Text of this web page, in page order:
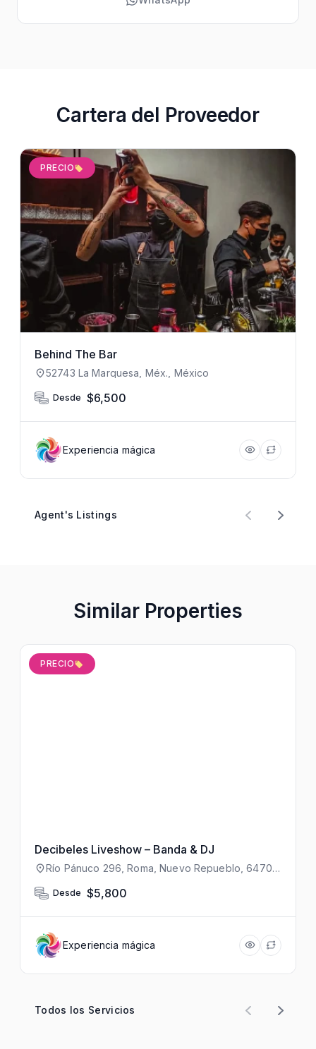
Cartera del Proveedor
PRECIO
Behind The Bar
52743 La Marquesa, Méx., México
Desde $6,500
Experiencia mágica
Agent's Listings
Similar Properties
PRECIO
Decibeles Liveshow – Banda & DJ
Río Pánuco 296, Roma, Nuevo Repueblo, 64700
Desde $5,800
Experiencia mágica
Todos los Servicios